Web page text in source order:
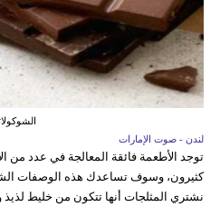
لندن - صوت الإمارات
توجد الأطعمة فائقة المعالجة في عدد من
كثيرون، وسوف تساعدك هذه الوصفات
نشتري المثلجات أنها تتكون من خليط لذيذ